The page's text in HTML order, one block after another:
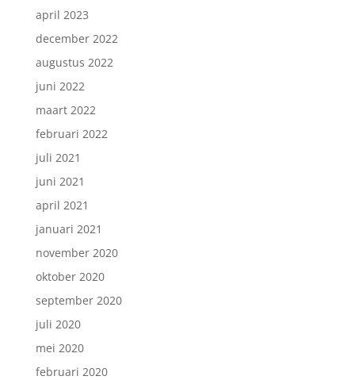
april 2023
december 2022
augustus 2022
juni 2022
maart 2022
februari 2022
juli 2021
juni 2021
april 2021
januari 2021
november 2020
oktober 2020
september 2020
juli 2020
mei 2020
februari 2020